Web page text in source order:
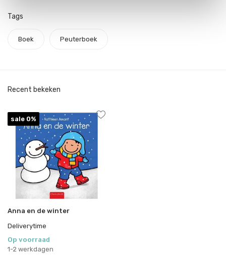
Tags
Boek Peuterboek
Recent bekeken
sale 0%
Anna en de winter
Deliverytime
Op voorraad
1-2 werkdagen